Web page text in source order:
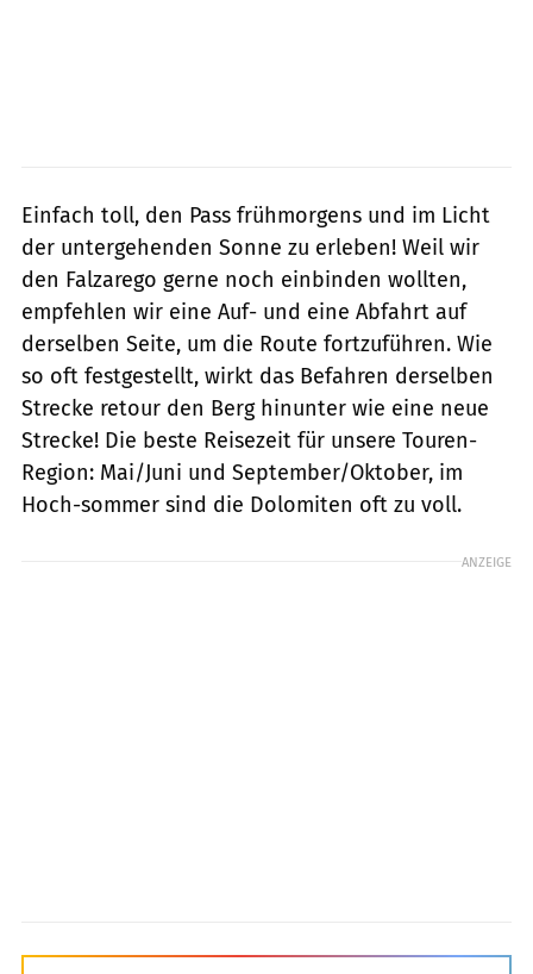
Einfach toll, den Pass frühmorgens und im Licht
der untergehenden Sonne zu erleben! Weil wir
den Falzarego gerne noch einbinden wollten,
empfehlen wir eine Auf- und eine Abfahrt auf
derselben Seite, um die Route fortzuführen. Wie
so oft festgestellt, wirkt das Befahren derselben
Strecke retour den Berg hinunter wie eine neue
Strecke! Die beste Reisezeit für unsere Touren-
Region: Mai/Juni und September/Oktober, im
Hoch-sommer sind die Dolomiten oft zu voll.
ANZEIGE